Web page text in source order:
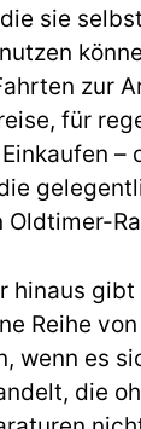
sie
zur
für
–
Oldtimer-
hinaus
Reihe von
wenn es
die